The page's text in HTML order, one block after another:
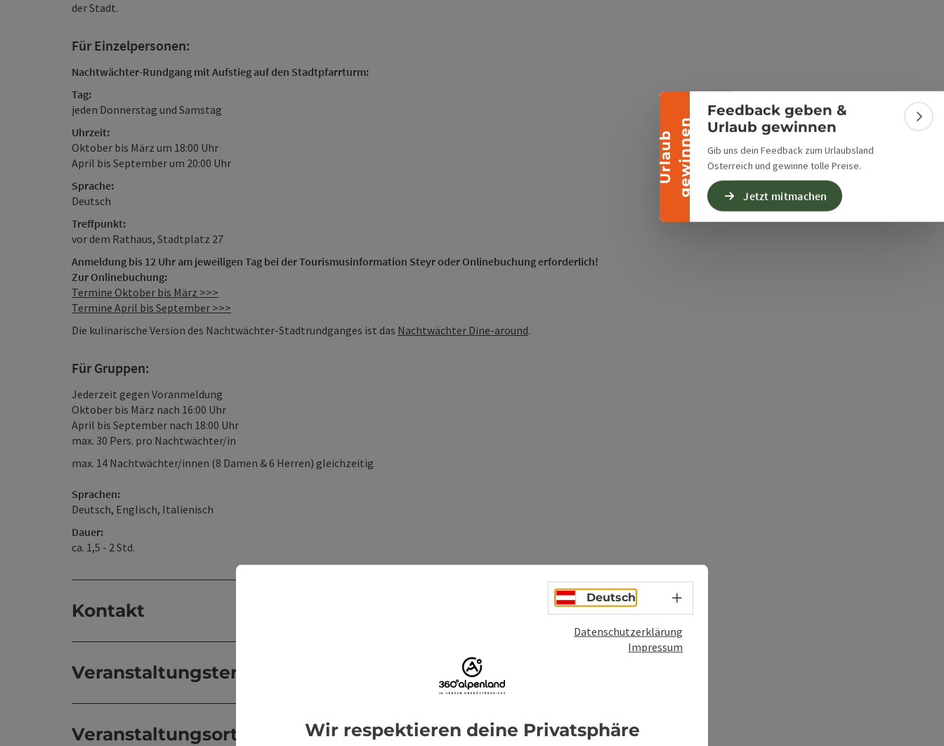
U
r
l
a
u
b
g
e
w
i
n
n
en
Banner einklappen
Feedback geben &
Urlaub gewinnen
Gib uns dein Feedback zum Urlaubsland
Österreich und gewinne tolle Preise.
Jetzt mitmachen
der Stadt.
Für Einzelpersonen:
Nachtwächter-Rundgang mit Aufstieg auf den Stadtpfarrturm:
Tag:
jeden Donnerstag und Samstag
Uhrzeit:
Oktober bis März um 18:00 Uhr
April bis September um 20:00 Uhr
Sprache:
Deutsch
Treffpunkt:
vor dem Rathaus, Stadtplatz 27
Anmeldung bis 12 Uhr am jeweiligen Tag bei der Tourismusinformation Steyr oder Onlinebuchung erforderlich!
Zur Onlinebuchung:
Termine Oktober bis März >>>
Termine April bis September >>>
Die kulinarische Version des Nachtwächter-Stadtrundganges ist das Nachtwächter Dine-around.
Für Gruppen:
Jederzeit gegen Voranmeldung
Oktober bis März nach 16:00 Uhr
April bis September nach 18:00 Uhr
max. 30 Pers. pro Nachtwächter/in
max. 14 Nachtwächter/innen (8 Damen & 6 Herren) gleichzeitig
Sprachen:
Deutsch, Englisch, Italienisch
Dauer:
ca. 1,5 - 2 Std.
Kontakt
Veranstaltungstermin/e
Veranstaltungsort
Deutsch Sprachwahl - Menü öffnen
Datenschutzerklärung
Impressum
Wir respektieren deine Privatsphäre